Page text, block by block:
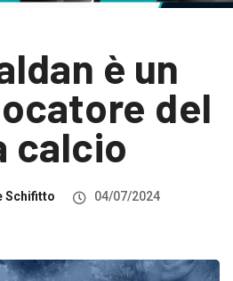
è un
del
calcio
Schifitto
04/07/2024